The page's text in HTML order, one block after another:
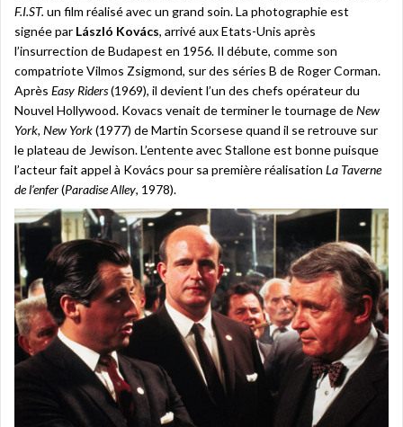
F.I.ST. un film réalisé avec un grand soin. La photographie est
signée par László Kovács, arrivé aux Etats-Unis après
l’insurrection de Budapest en 1956. Il débute, comme son
compatriote Vilmos Zsigmond, sur des séries B de Roger Corman.
Après Easy Riders(1969), il devient l’un des chefs opérateur du
Nouvel Hollywood. Kovacs venait de terminer le tournage deNew
York, New York(1977) de Martin Scorsese quand il se retrouve sur
le plateau de Jewison. L’entente avec Stallone est bonne puisque
l’acteur fait appel à Kovács pour sa première réalisation La Taverne
de l’enfer(Paradise Alley, 1978).